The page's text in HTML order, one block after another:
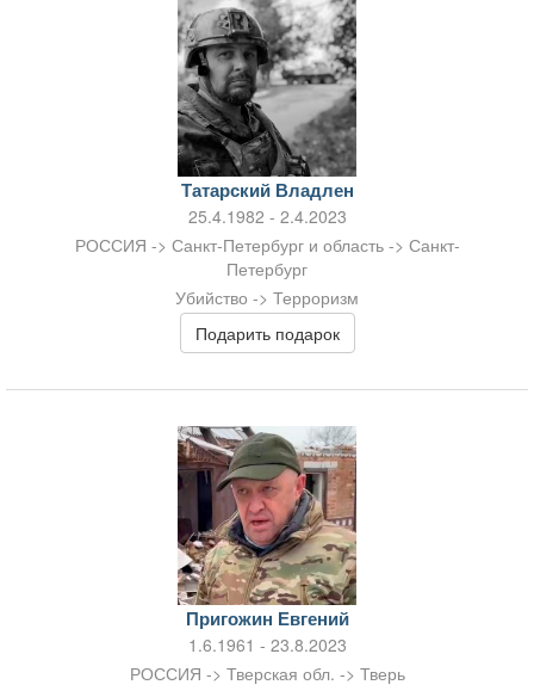
Татарский Владлен
25.4.1982 - 2.4.2023
РОССИЯ -> Санкт-Петербург и область -> Санкт-
Петербург
Убийство -> Терроризм
Подарить подарок
Пригожин Евгений
1.6.1961 - 23.8.2023
РОССИЯ -> Тверская обл. -> Тверь